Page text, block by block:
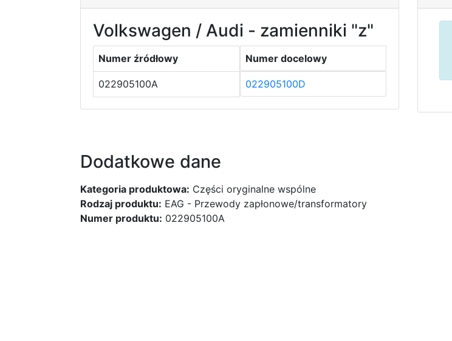
Volkswagen / Audi - zamienniki "z"
Numer źródłowy Numer docelowy
022905100A 022905100D
Dodatkowe dane
Kategoria produktowa: Części oryginalne wspólne
Rodzaj produktu: EAG - Przewody zapłonowe/transformatory
Numer produktu: 022905100A